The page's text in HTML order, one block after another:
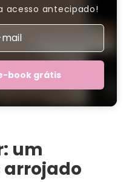
acesso antecipado!
book grátis
um